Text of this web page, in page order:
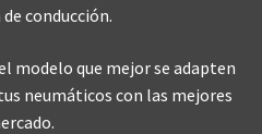
conducción.
modelo que mejor se adapten
neumáticos con las mejores